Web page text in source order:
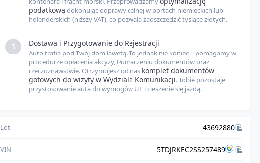
Lot 43692880
VIN 5TDJRKEC2SS257489
Pamiętaj, że ostateczna cena pojazdu może nieznacznie się różnić ze względu na
indywidualne specyfikacje auta, aktualne kursy walut oraz ewentualne dodatkowe usługi,
które wybierzesz. Zachęcamy do zapoznania się z naszymiZastrzeżeniami prawnymidla
podatkową dokonując odprawy celnej w portach niemieckich lub
holenderskich (niższy VAT), co pozwala zaoszczędzić tysiące złotych.
5 Dostawa i Przygotowanie do Rejestracji
Auto trafia pod Twój dom lawetą. To jednak nie koniec – pomagamy w
procedurze opłacenia akcyzy, tłumaczeniu dokumentów oraz
rzeczoznawstwie. Otrzymujesz od nas komplet dokumentów
gotowych do wizyty w Wydziale Komunikacji. Tobie pozostaje
przystosowanie auta do wymogów UE i cieszenie się jazdą.